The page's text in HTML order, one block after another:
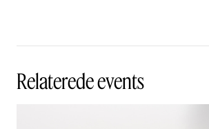
Relaterede events